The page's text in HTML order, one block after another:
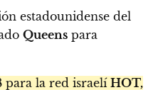
estadounidense del
Queens para
para la red israelí HOT,